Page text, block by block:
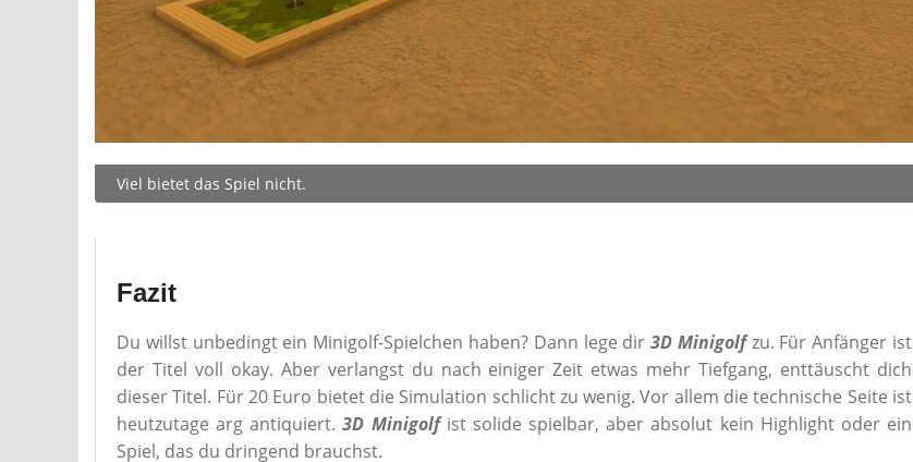
Viel bietet das Spiel nicht.
Fazit
Du willst unbedingt ein Minigolf-Spielchen haben? Dann lege dir3D Minigolfzu. Für Anfänger ist
der Titel voll okay. Aber verlangst du nach einiger Zeit etwas mehr Tiefgang, enttäuscht dich
dieser Titel. Für 20 Euro bietet die Simulation schlicht zu wenig. Vor allem die technische Seite ist
heutzutage arg antiquiert.3D Minigolfist solide spielbar, aber absolut kein Highlight oder ein
Spiel, das du dringend brauchst.